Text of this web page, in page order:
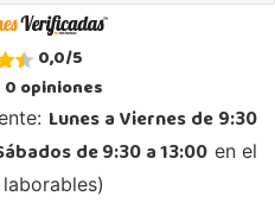
Andújar
0,0/5
0opiniones
Lunes a Viernes de 9:30
de 9:30 a 13:00 en el